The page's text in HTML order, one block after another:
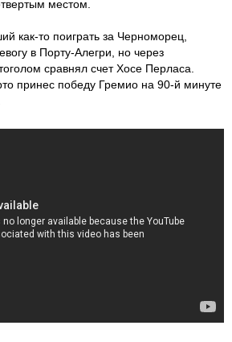
местом.
как-то поиграть за Черноморец,
в Порту-Алегри, но через
сравнял счет Хосе Перласа.
принес победу Гремио на 90-й минуте